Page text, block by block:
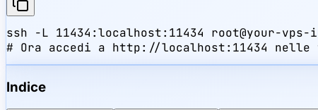
ssh -L 11434:localhost:11434 root@your-vps-
# Ora accedi a http://localhost:11434
Indice